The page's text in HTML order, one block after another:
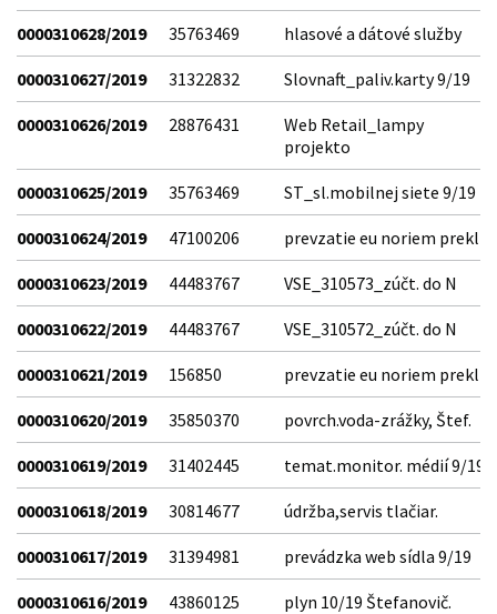
0000310628/2019 35763469 hlasové a dátové služby
0000310627/2019 31322832 Slovnaft_paliv.karty 9/19
0000310626/2019 28876431
Web Retail_lampy
projekto
0000310625/2019 35763469 ST_sl.mobilnej siete 9/19
0000310624/2019 47100206 prevzatie eu noriem prekl
0000310623/2019 44483767 VSE_310573_zúčt. do N
0000310622/2019 44483767 VSE_310572_zúčt. do N
0000310621/2019 156850 prevzatie eu noriem prekl
0000310620/2019 35850370 povrch.voda-zrážky, Štef.
0000310619/2019 31402445 temat.monitor. médií 9/19
0000310618/2019 30814677 údržba,servis tlačiar.
0000310617/2019 31394981 prevádzka web sídla 9/19
0000310616/2019 43860125 plyn 10/19 Štefanovič.